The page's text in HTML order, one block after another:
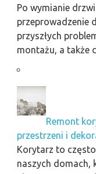
Po wymianie
przeprowadzenie
przyszłych
montażu, a także
Remont
przestrzeni i
Korytarz to
naszych domach,